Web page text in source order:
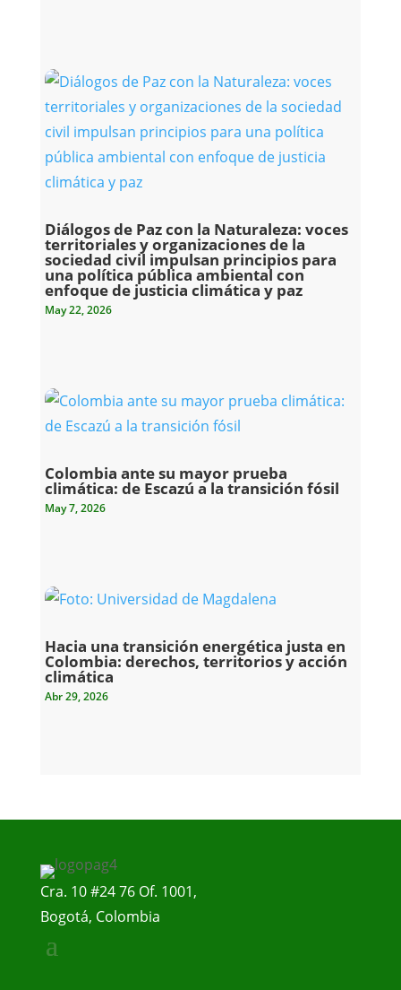
Diálogos de Paz con la Naturaleza: voces
territoriales y organizaciones de la
sociedad civil impulsan principios para
una política pública ambiental con
enfoque de justicia climática y paz
May 22, 2026
Colombia ante su mayor prueba
climática: de Escazú a la transición fósil
May 7, 2026
Hacia una transición energética justa en
Colombia: derechos, territorios y acción
climática
Abr 29, 2026
Cra. 10 #24 76 Of. 1001,
Bogotá, Colombia